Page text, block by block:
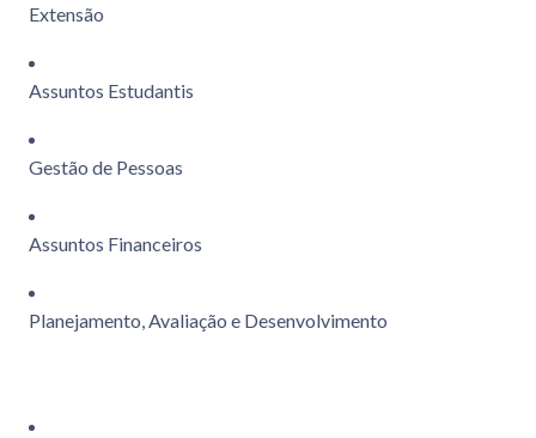
Extensão
Assuntos Estudantis
Gestão de Pessoas
Assuntos Financeiros
Planejamento, Avaliação e Desenvolvimento